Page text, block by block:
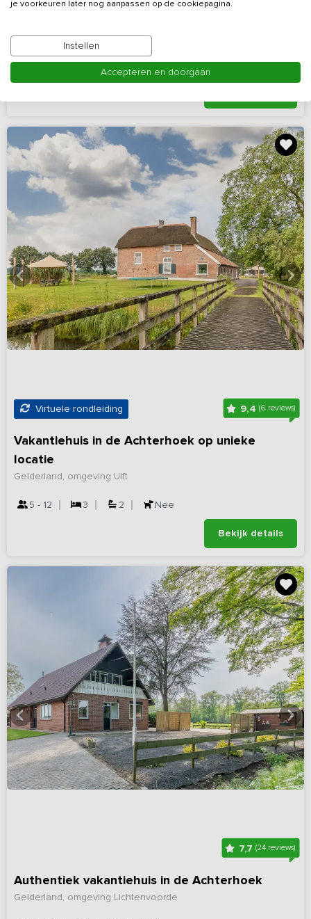
Gelderland, omgeving Ulft
5 - 12 5 2 Nee
Virtuele rondleiding 9,4(6 reviews)
Vakantiehuis in de Achterhoek op unieke
locatie
Gelderland, omgeving Ulft
5 - 12 3 2 Nee
Bekijk details
7,7(24 reviews)
Authentiek vakantiehuis in de Achterhoek
Gelderland, omgeving Lichtenvoorde
je voorkeuren later nog aanpassen op de cookiepagina.
Instellen
Accepteren en doorgaan